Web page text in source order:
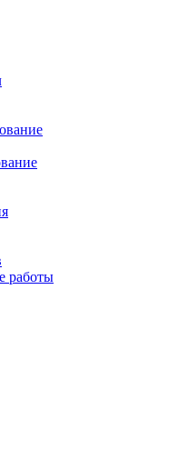
работы